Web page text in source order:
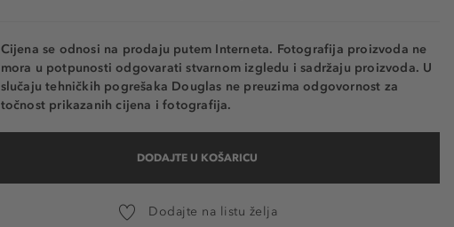
Cijena se odnosi na prodaju putem Interneta. Fotografija proizvoda ne
mora u potpunosti odgovarati stvarnom izgledu i sadržaju proizvoda. U
slučaju tehničkih pogrešaka Douglas ne preuzima odgovornost za
točnost prikazanih cijena i fotografija.
DODAJTE U KOŠARICU
Dodajte na listu želja